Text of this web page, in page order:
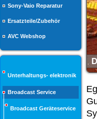
Sony-Vaio Reparatur
Ersatzteile/Zubehör
AVC Webshop
Unterhaltungs- elektronik
Broadcast Service
Broadcast Geräteservice